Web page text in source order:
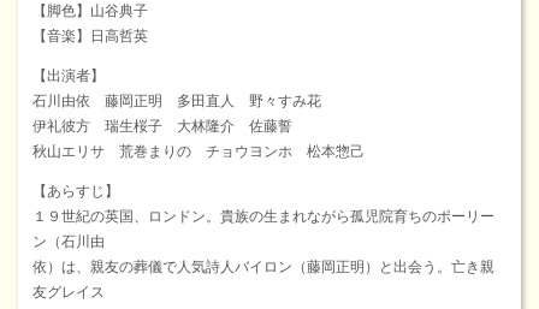
【脚色】山谷典子
【音楽】日高哲英
【出演者】
石川由依 藤岡正明 多田直人 野々すみ花
伊礼彼方 瑞生桜子 大林隆介 佐藤誓
秋山エリサ 荒巻まりの チョウヨンホ 松本惣己
【あらすじ】
１９世紀の英国、ロンドン。貴族の生まれながら孤児院育ちのポーリー
ン（石川由
依）は、親友の葬儀で人気詩人バイロン（藤岡正明）と出会う。亡き親
友グレイス